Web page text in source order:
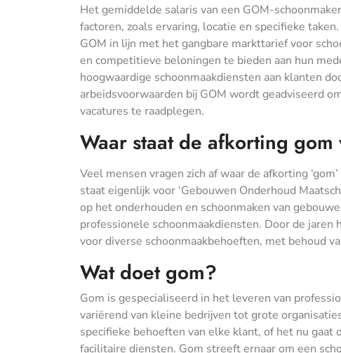
Het gemiddelde salaris van een GOM-
factoren, zoals ervaring, locatie en specifieke
GOM in lijn met het gangbare markttarief voor
en competitieve beloningen te bieden aan hun
hoogwaardige schoonmaakdiensten aan klanten
arbeidsvoorwaarden bij GOM wordt geadviseerd
vacatures te raadplegen.
Waar staat de afkorting gom
Veel mensen vragen zich af waar de afkorting
staat eigenlijk voor ‘Gebouwen Onderhoud
op het onderhouden en schoonmaken van
professionele schoonmaakdiensten. Door de
voor diverse schoonmaakbehoeften, met behoud
Wat doet gom?
Gom is gespecialiseerd in het leveren van
variërend van kleine bedrijven tot grote
specifieke behoeften van elke klant, of het nu
facilitaire diensten. Gom streeft ernaar om een